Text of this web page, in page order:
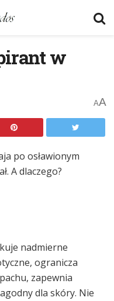
w
AA
po osławionym
A dlaczego?
nadmierne
ogranicza
zapewnia
dla skóry. Nie